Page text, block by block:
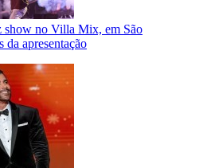
show no Villa Mix, em São
da apresentação